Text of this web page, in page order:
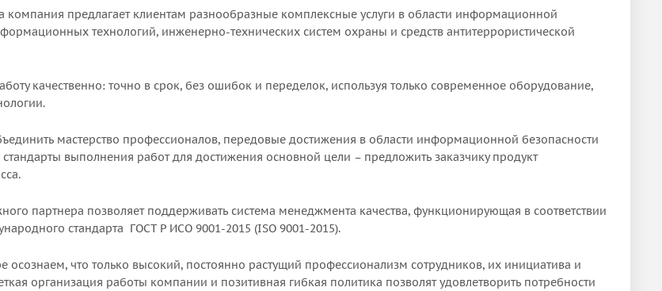
компания предлагает клиентам разнообразные комплексные услуги в области информационной
технологий, инженерно-технических систем охраны и средств антитеррористической
качественно: точно в срок, без ошибок и переделок, используя только современное оборудование,
мастерство профессионалов, передовые достижения в области информационной безопасности
выполнения работ для достижения основной цели – предложить заказчику продукт
партнера позволяет поддерживать система менеджмента качества, функционирующая в соответствии
стандарта ГОСТ Р ИСО 9001-2015 (ISO 9001-2015).
что только высокий, постоянно растущий профессионализм сотрудников, их инициатива и
организация работы компании и позитивная гибкая политика позволят удовлетворить потребности